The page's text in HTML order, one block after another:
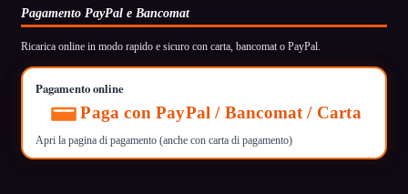
Pagamento PayPal e Bancomat
Ricarica online in modo rapido e sicuro con carta, bancomat o PayPal.
Pagamento online
Paga con PayPal / Bancomat / Carta
Apri la pagina di pagamento (anche con carta di pagamento)